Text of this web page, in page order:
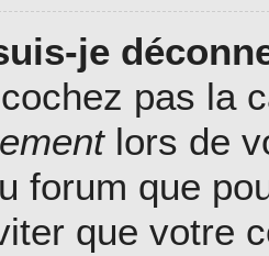
je
pas la
lors de
forum que
que votre